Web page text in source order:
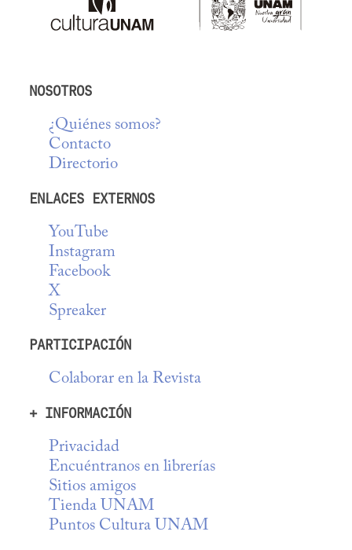
NOSOTROS
¿Quiénes somos?
Contacto
Directorio
ENLACES EXTERNOS
YouTube
Instagram
Facebook
X
Spreaker
PARTICIPACIÓN
Colaborar en la Revista
+ INFORMACIÓN
Privacidad
Encuéntranos en librerías
Sitios amigos
Tienda UNAM
Puntos Cultura UNAM